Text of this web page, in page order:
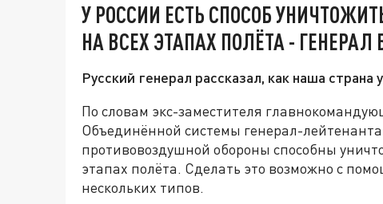
У РОССИИ ЕСТЬ СПОСОБ
НА ВСЕХ ЭТАПАХ ПОЛЁТА -
Русский генерал рассказал, как наша
По словам экс-заместителя
Объединённой системы генерал-
противовоздушной обороны способны
этапах полёта. Сделать это возможно с
нескольких типов.